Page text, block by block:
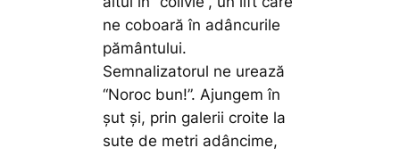
ne coboară în adâncurile
pământului.
Semnalizatorul ne urează
“Noroc bun!”. Ajungem în
șut și, prin galerii croite la
sute de metri adâncime,